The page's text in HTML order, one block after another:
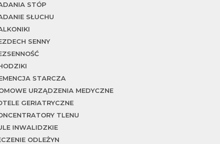
STÓP
SŁUCHU
SENNY
STARCZA
URZĄDZENIA MEDYCZNE
GERIATRYCZNE
TLENU
INWALIDZKIE
ODLEŻYN